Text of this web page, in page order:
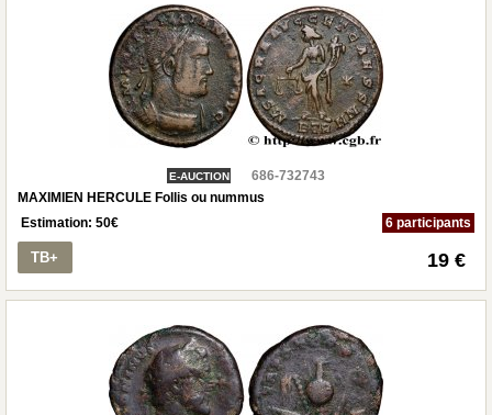
E-AUCTION
686-732743
MAXIMIEN HERCULE Follis ou nummus
Estimation: 50€ 6 participants
TB+ 19 €